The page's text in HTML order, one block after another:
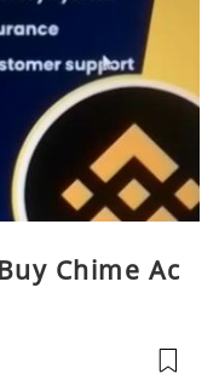
Chime Ac